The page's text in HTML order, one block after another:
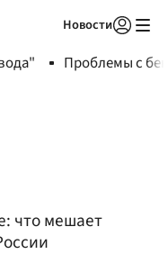
Новости
Проблемы с
что мешает